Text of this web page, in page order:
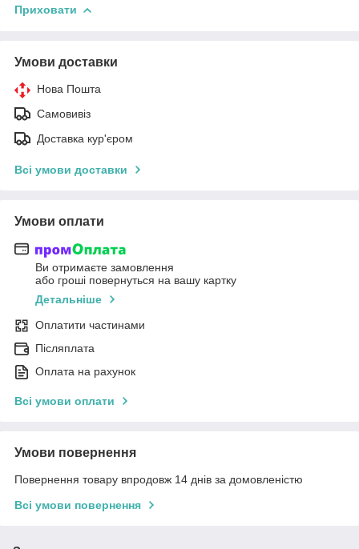
Приховати
Умови доставки
Нова Пошта
Самовивіз
Доставка кур'єром
Всі умови доставки
Умови оплати
Ви отримаєте замовлення
або гроші повернуться на вашу картку
Детальніше
Оплатити частинами
Післяплата
Оплата на рахунок
Всі умови оплати
Умови повернення
Повернення товару впродовж 14 днів за домовленістю
Всі умови повернення